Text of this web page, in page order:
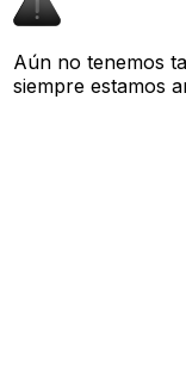
Aún no tenemos
siempre estamos